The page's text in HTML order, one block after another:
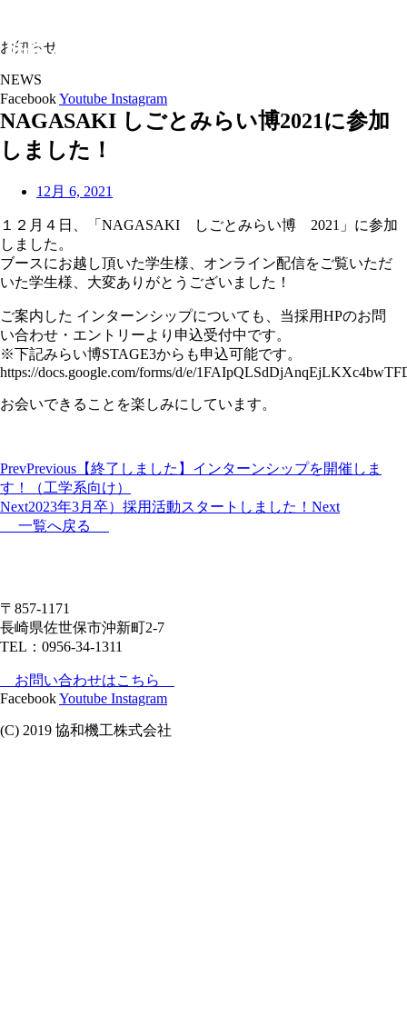
FacebookYoutube Instagram
お知らせ
NEWS
NAGASAKI しごとみらい博2021に参加
しました！
12月 6, 2021
１２月４日、「NAGASAKI しごとみらい博 2021」に参加
しました。
ブースにお越し頂いた学生様、オンライン配信をご覧いただ
いた学生様、大変ありがとうございました！
ご案内した インターンシップについても、当採用HPのお問
い合わせ・エントリーより申込受付中です。
※下記みらい博STAGE3からも申込可能です。
https://docs.google.com/forms/d/e/
お会いできることを楽しみにしています。
PrevPrevious 【終了しました】インターンシップを開催しま
す！（工学系向け）
Next2023年3月卒）採用活動スタートしました！ Next
一覧へ戻る
〒857-1171
長崎県佐世保市沖新町2-7
TEL：0956-34-1311
お問い合わせはこちら
FacebookYoutube Instagram
(C) 2019 協和機工株式会社